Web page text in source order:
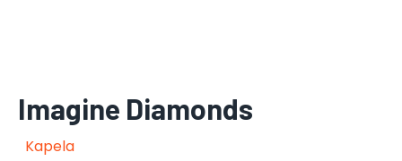
Imagine Diamonds
Kapela